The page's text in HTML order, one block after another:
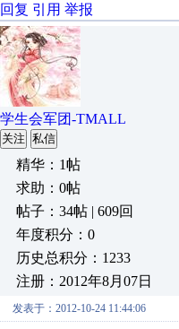
回复 引用 举报
学生会军团-TMALL
关注 私信
精华：1帖
求助：0帖
帖子：34帖 | 609回
年度积分：0
历史总积分：1233
注册：2012年8月07日
发表于：2012-10-24 11:44:06